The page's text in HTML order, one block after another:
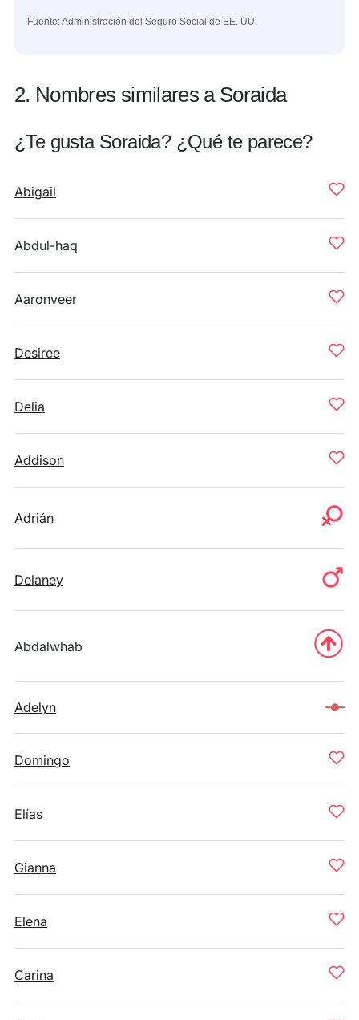
Fuente: Administración del Seguro Social de EE. UU.
2. Nombres similares a Soraida
¿Te gusta Soraida? ¿Qué te parece?
Abigail
Abdul-haq
Aaronveer
Desiree
Delia
Addison
Adrián
Delaney
Abdalwhab
Adelyn
Domingo
Elías
Gianna
Elena
Carina